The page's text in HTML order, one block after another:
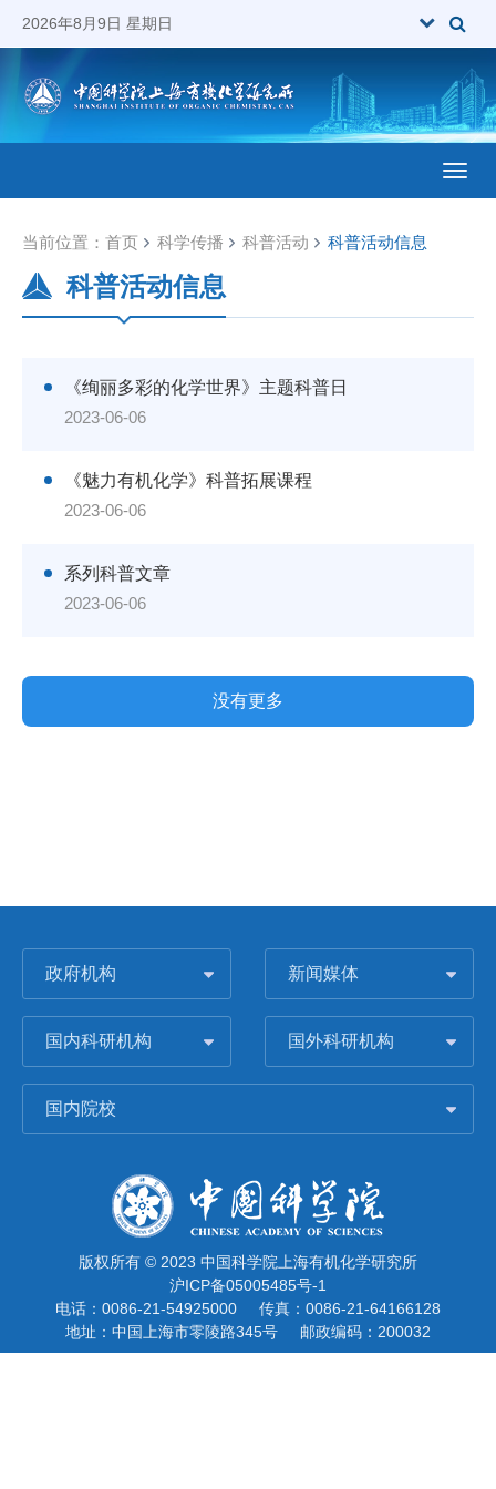
2026年8月9日 星期日
当前位置： 首页 科学传播 科普活动 科普活动信息
科普活动信息
《绚丽多彩的化学世界》主题科普日
2023-06-06
《魅力有机化学》科普拓展课程
2023-06-06
系列科普文章
2023-06-06
没有更多
政府机构 新闻媒体
国内科研机构 国外科研机构
国内院校
版权所有 © 2023 中国科学院上海有机化学研究所
沪ICP备05005485号-1
电话：0086-21-54925000
传真：0086-21-64166128
地址：中国上海市零陵路345号
邮政编码：200032